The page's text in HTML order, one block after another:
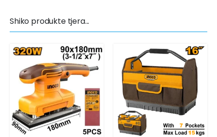
Shiko produkte tjera...